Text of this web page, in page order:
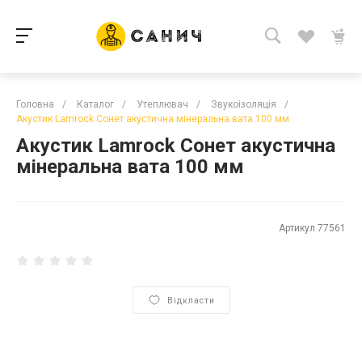
Головна / Каталог / Утеплювач / Звукоізоляція
/
Акустик Lamrock Сонет акустична мінеральна вата 100 мм
Акустик Lamrock Сонет акустична
мінеральна вата 100 мм
Артикул 77561
Відкласти